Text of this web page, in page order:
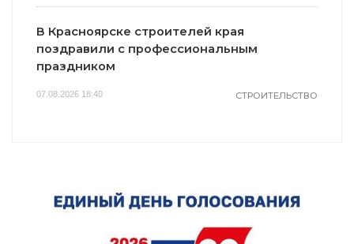
В Красноярске строителей края
поздравили с профессиональным
праздником
07.08.2026 18:40 СТРОИТЕЛЬСТВО